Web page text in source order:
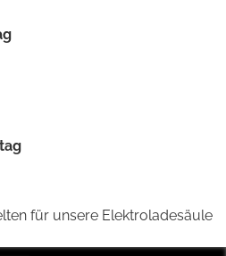
für unsere Elektroladesäule